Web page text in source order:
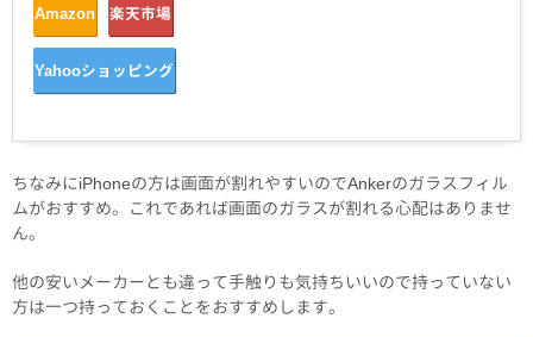
Amazon 楽天市場
Yahooショッピング
ちなみにiPhoneの方は画面が割れやすいのでAnkerのガラスフィル
ムがおすすめ。これであれば画面のガラスが割れる心配はありませ
ん。
他の安いメーカーとも違って手触りも気持ちいいので持っていない
方は一つ持っておくことをおすすめします。